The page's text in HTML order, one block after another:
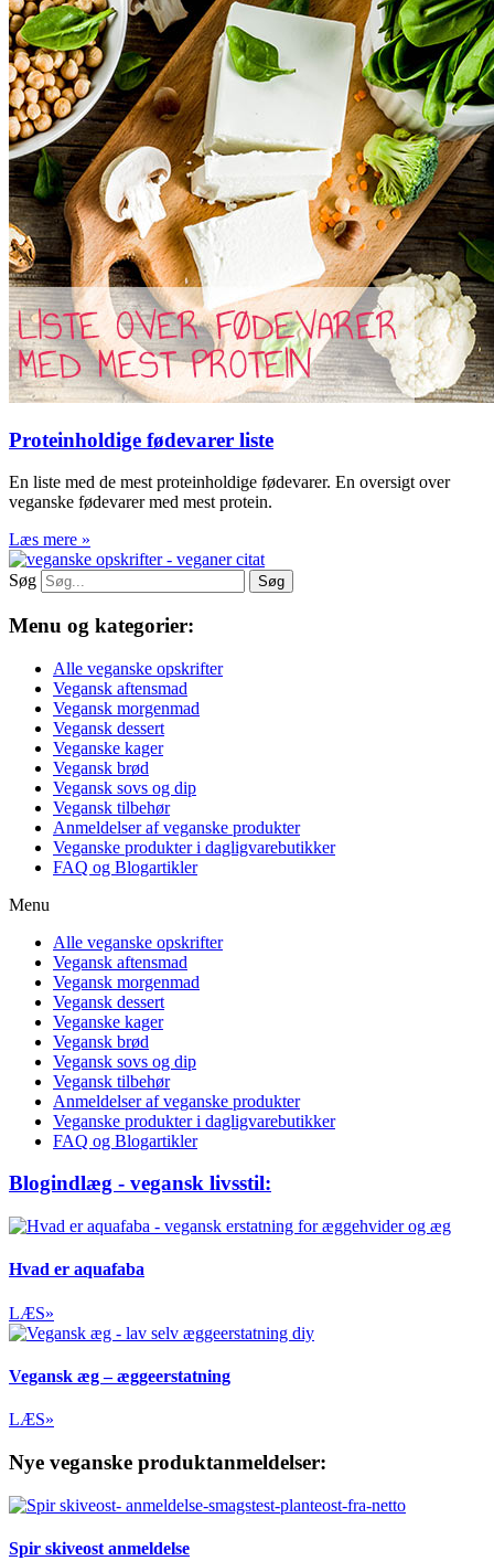
Proteinholdige fødevarer liste
En liste med de mest proteinholdige fødevarer. En oversigt over
veganske fødevarer med mest protein.
Læs mere »
Søg Søg
Menu og kategorier:
Alle veganske opskrifter
Vegansk aftensmad
Vegansk morgenmad
Vegansk dessert
Veganske kager
Vegansk brød
Vegansk sovs og dip
Vegansk tilbehør
Anmeldelser af veganske produkter
Veganske produkter i dagligvarebutikker
FAQ og Blogartikler
Menu
Alle veganske opskrifter
Vegansk aftensmad
Vegansk morgenmad
Vegansk dessert
Veganske kager
Vegansk brød
Vegansk sovs og dip
Vegansk tilbehør
Anmeldelser af veganske produkter
Veganske produkter i dagligvarebutikker
FAQ og Blogartikler
Blogindlæg - vegansk livsstil:
Hvad er aquafaba
LÆS»
Vegansk æg – æggeerstatning
LÆS»
Nye veganske produktanmeldelser:
Spir skiveost anmeldelse